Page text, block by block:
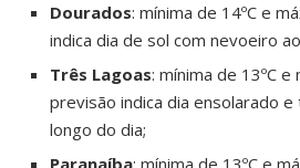
Dourados: mínima de 14ºC e
indica dia de sol com nevoeiro
Três Lagoas: mínima de 13ºC e
previsão indica dia ensolarado
longo do dia;